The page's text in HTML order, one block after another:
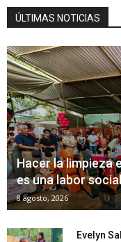
ÚLTIMAS NOTICIAS
Hacer la limpieza
es una labor
8 agosto, 2026
Evelyn